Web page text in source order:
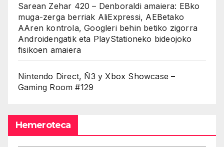
Sarean Zehar 420 – Denboraldi amaiera: EBko
muga-zerga berriak AliExpressi, AEBetako
AAren kontrola, Googleri behin betiko zigorra
Androidengatik eta PlayStationeko bideojoko
fisikoen amaiera
Nintendo Direct, Ñ3 y Xbox Showcase –
Gaming Room #129
Hemeroteca